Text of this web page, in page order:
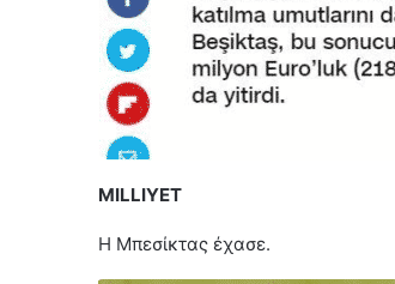
MILLIYET
H Μπεσίκτας έχασε.